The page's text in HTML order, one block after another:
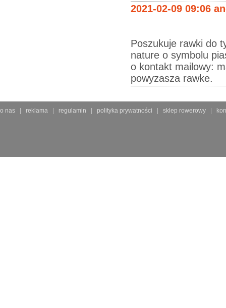
2021-02-09 09:06
Poszukuje rawki do
nature o symbolu
o kontakt mailowy:
powyzasza rawke.
o nas reklama regulamin polityka prywatności sklep rowerowy